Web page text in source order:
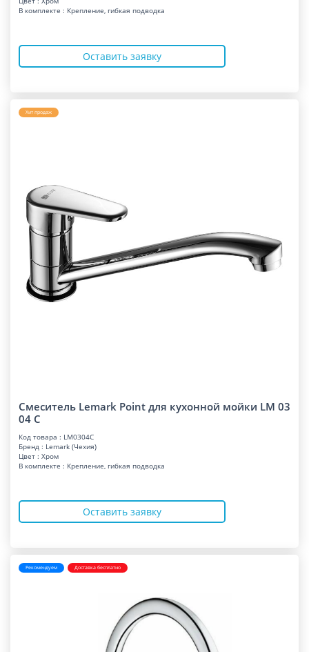
В комплекте : Крепление, гибкая подводка
Оставить заявку
Хит продаж
Смеситель Lemark Point для кухонной мойки LM 03
04 C
Код товара : LM0304C
Бренд : Lemark (Чехия)
Цвет : Хром
В комплекте : Крепление, гибкая подводка
Оставить заявку
Рекомендуем Доставка бесплатно